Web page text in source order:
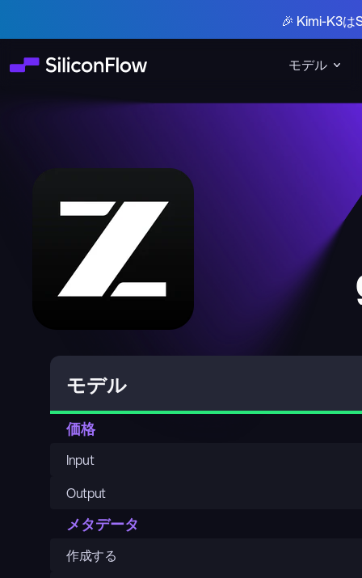
モデル
🎉 Kimi-K3
モデル
価格
Input
Output
メタデータ
作成する